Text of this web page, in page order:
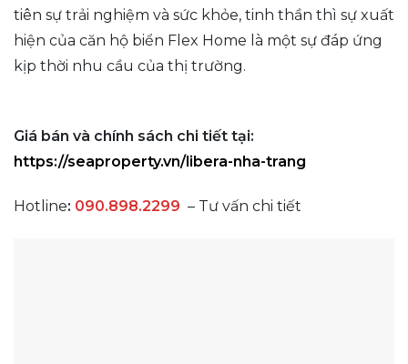
tiên sự trải nghiệm và sức khỏe, tinh thần thì sự xuất
hiện của căn hộ biển Flex Home là một sự đáp ứng
kịp thời nhu cầu của thị trường.
Giá bán và chính sách chi tiết tại:
https://seaproperty.vn/libera-nha-trang
Hotline: 090.898.2299 – Tư vấn chi tiết